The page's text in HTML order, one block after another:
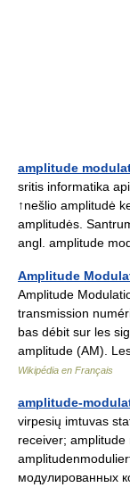
amplitude
sritis informatika
↑nešlio amplitudė
amplitudės.
angl. amplitude
Amplitude
Amplitude
transmission
bas débit sur les
amplitude (AM).
Wikipédia en Français
amplitude-
virpesių imtuvas
receiver; amplitude
модулированных